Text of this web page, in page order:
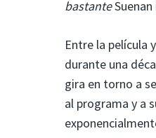
bastante
Entre la película
durante una
gira en torno a
al programa y a